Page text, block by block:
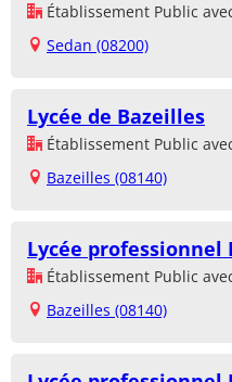
Établissement Public
Sedan (08200)
Lycée de Bazeilles
Établissement Public
Bazeilles (08140)
Lycée professionnel
Établissement Public
Bazeilles (08140)